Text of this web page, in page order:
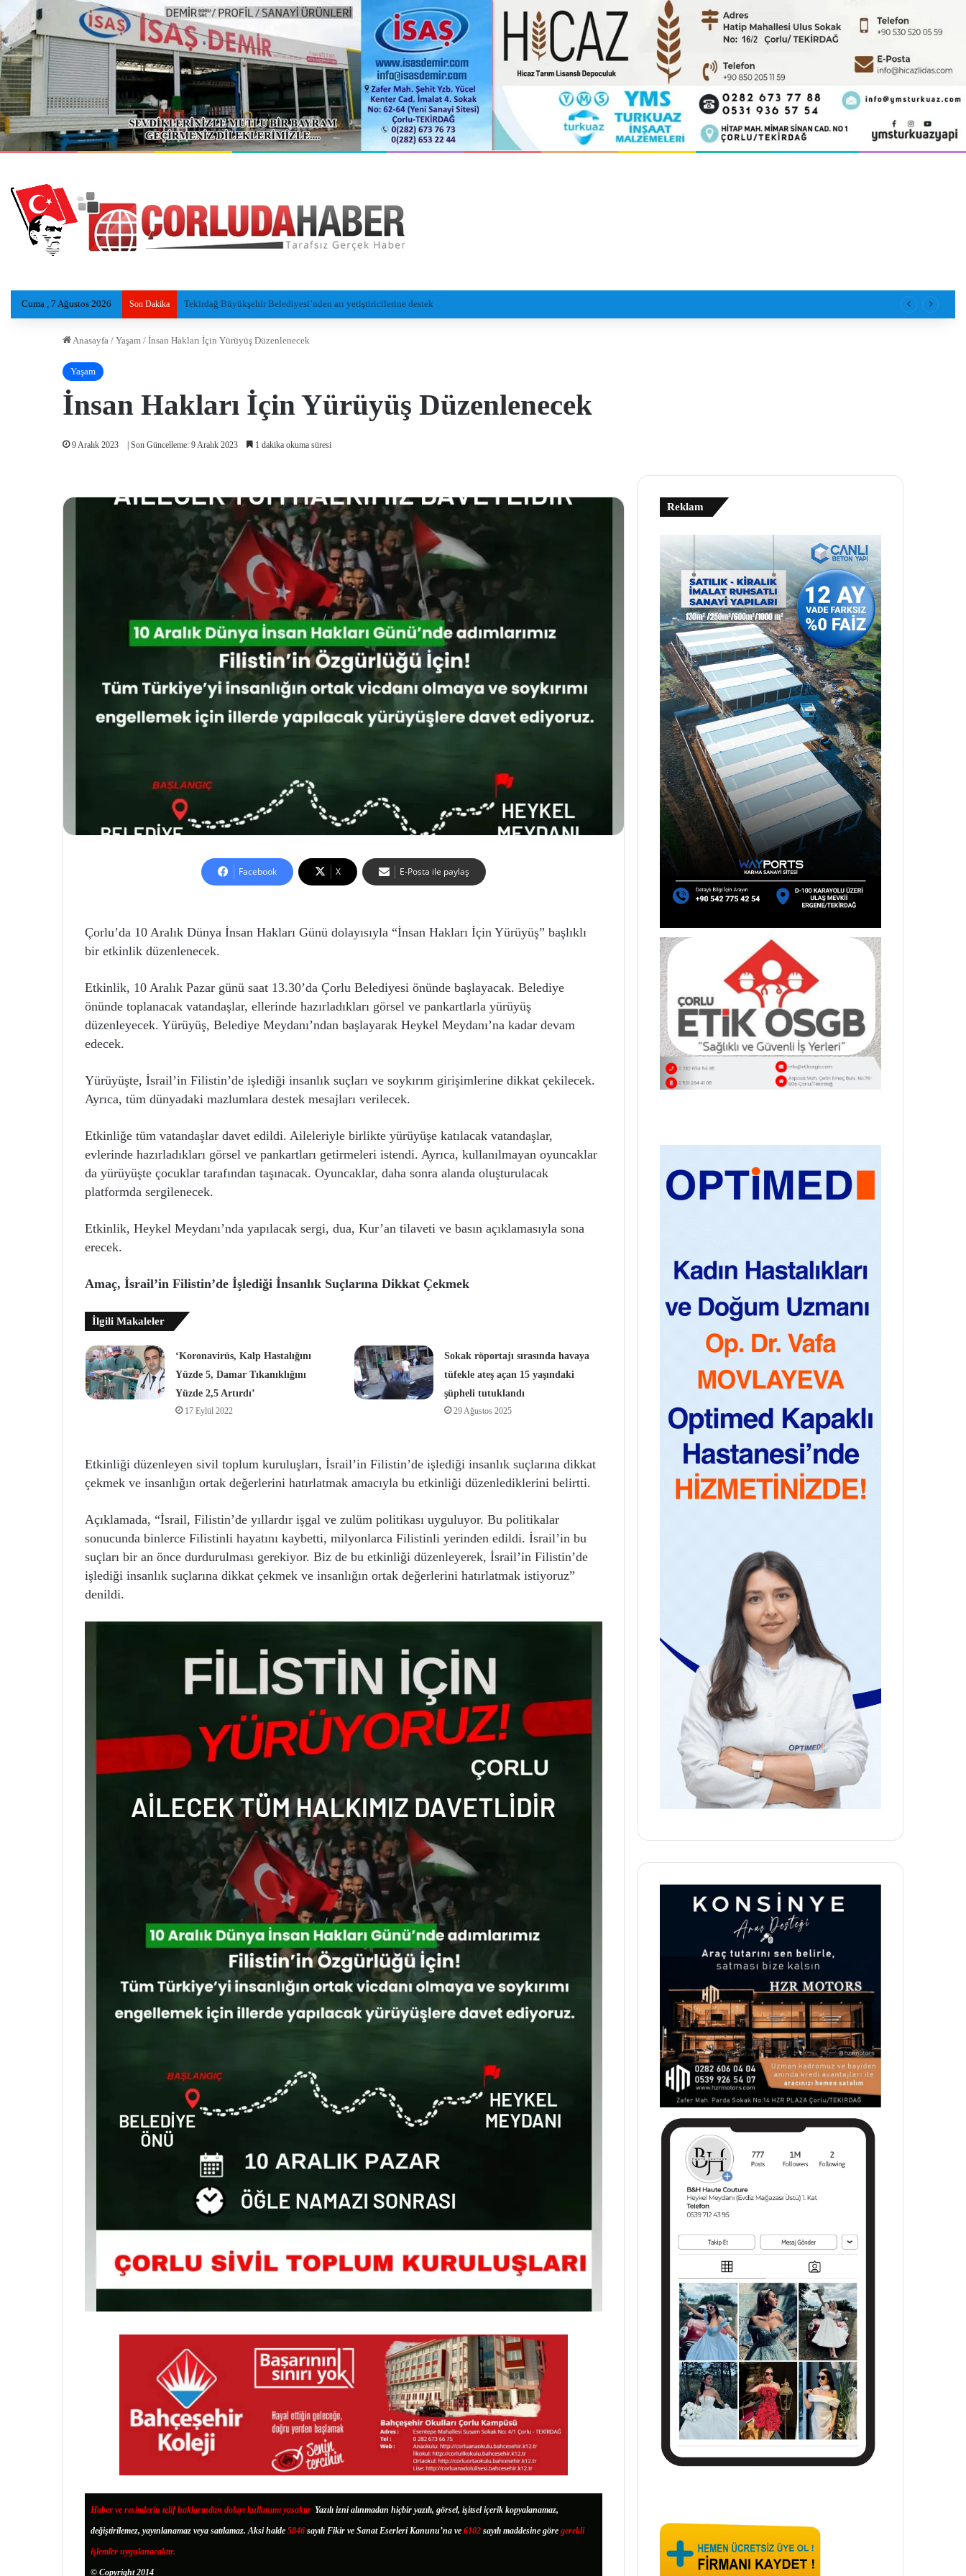
Cuma , 7 Ağustos 2026 Son Dakika Serinlemek İçin Göle Giren Adamın Cansız Bedeni Bulundu
Anasayfa / Yaşam / İnsan Hakları İçin Yürüyüş Düzenlenecek
Yaşam
İnsan Hakları İçin Yürüyüş Düzenlenecek
9 Aralık 2023 | Son Güncelleme: 9 Aralık 2023 1 dakika okuma süresi
Facebook X E-Posta ile paylaş
Çorlu’da 10 Aralık Dünya İnsan Hakları Günü dolayısıyla “İnsan Hakları İçin Yürüyüş” başlıklı
bir etkinlik düzenlenecek.
Etkinlik, 10 Aralık Pazar günü saat 13.30’da Çorlu Belediyesi önünde başlayacak. Belediye
önünde toplanacak vatandaşlar, ellerinde hazırladıkları görsel ve pankartlarla yürüyüş
düzenleyecek. Yürüyüş, Belediye Meydanı’ndan başlayarak Heykel Meydanı’na kadar devam
edecek.
Yürüyüşte, İsrail’in Filistin’de işlediği insanlık suçları ve soykırım girişimlerine dikkat çekilecek.
Ayrıca, tüm dünyadaki mazlumlara destek mesajları verilecek.
Etkinliğe tüm vatandaşlar davet edildi. Aileleriyle birlikte yürüyüşe katılacak vatandaşlar,
evlerinde hazırladıkları görsel ve pankartları getirmeleri istendi. Ayrıca, kullanılmayan oyuncaklar
da yürüyüşte çocuklar tarafından taşınacak. Oyuncaklar, daha sonra alanda oluşturulacak
platformda sergilenecek.
Etkinlik, Heykel Meydanı’nda yapılacak sergi, dua, Kur’an tilaveti ve basın açıklamasıyla sona
erecek.
Amaç, İsrail’in Filistin’de İşlediği İnsanlık Suçlarına Dikkat Çekmek
İlgili Makaleler
‘Koronavirüs, Kalp Hastalığını
Yüzde 5, Damar Tıkanıklığını
Yüzde 2,5 Artırdı’
17 Eylül 2022
Sokak röportajı sırasında havaya
tüfekle ateş açan 15 yaşındaki
şüpheli tutuklandı
29 Ağustos 2025
Etkinliği düzenleyen sivil toplum kuruluşları, İsrail’in Filistin’de işlediği insanlık suçlarına dikkat
çekmek ve insanlığın ortak değerlerini hatırlatmak amacıyla bu etkinliği düzenlediklerini belirtti.
Açıklamada, “İsrail, Filistin’de yıllardır işgal ve zulüm politikası uyguluyor. Bu politikalar
sonucunda binlerce Filistinli hayatını kaybetti, milyonlarca Filistinli yerinden edildi. İsrail’in bu
suçları bir an önce durdurulması gerekiyor. Biz de bu etkinliği düzenleyerek, İsrail’in Filistin’de
işlediği insanlık suçlarına dikkat çekmek ve insanlığın ortak değerlerini hatırlatmak istiyoruz”
denildi.
Haber ve resimlerin telif haklarından dolayı kullanımı yasaktır. Yazılı izni alınmadan hiçbir yazılı, görsel, işitsel içerik kopyalanamaz,
değiştirilemez, yayınlanamaz veya satılamaz. Aksi halde 5846 sayılı Fikir ve Sanat Eserleri Kanunu’na ve 6102 sayılı maddesine göre gerekli
işlemler uygulanacaktır.
© Copyright 2014
Reklam